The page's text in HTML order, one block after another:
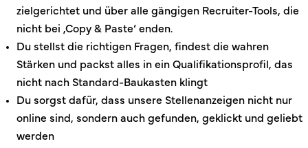
zielgerichtet und über alle gängigen Recruiter-Tools, die
nicht bei ‚Copy & Paste‘ enden.
Du stellst die richtigen Fragen, findest die wahren
Stärken und packst alles in ein Qualifikationsprofil, das
nicht nach Standard-Baukasten klingt
Du sorgst dafür, dass unsere Stellenanzeigen nicht nur
online sind, sondern auch gefunden, geklickt und geliebt
werden